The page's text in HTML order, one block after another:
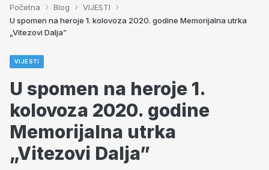
Početna › Blog › VIJESTI ›
U spomen na heroje 1. kolovoza 2020. godine Memorijalna utrka
„Vitezovi Dalja”
VIJESTI
U spomen na heroje 1.
kolovoza 2020. godine
Memorijalna utrka
„Vitezovi Dalja”